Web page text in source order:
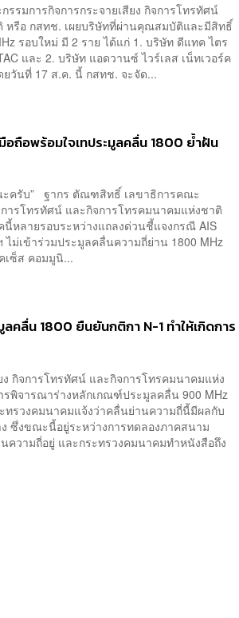
รมการกิจการกระจายเสียง กิจการโทรทัศน์
หรือ กสทช. เผยบริษัทที่ผ่านคุณสมบัติและมีสิทธิ์
รอบใหม่ มี 2 ราย ได้แก่ 1. บริษัท ดีแทค ไตร
และ 2. บริษัท แอดวานซ์ ไวร์เลส เน็ทเวอร์ค
ยวันที่ 17 ส.ค. นี้ กสทช. จะจัด...
อถือพร้อมใจเทประมูลคลื่น 1800 ย้ำฝัน
ะครับ” ฐากร ตัณฑสิทธิ์ เลขาธิการคณะ
การโทรทัศน์ และกิจการโทรคมนาคมแห่งชาติ
หลายรอบระหว่างแถลงด่วนชี้แจงกรณี AIS
ไม่เข้าร่วมประมูลคลื่นความถี่ย่าน 1800 MHz
เซ็ส คอมมูนิ...
ลคลื่น 1800 ยืนยันกติกา N-1 ทำให้เกิดการ
กิจการโทรทัศน์ และกิจการโทรคมนาคมแห่ง
พิจารณาร่างหลักเกณฑ์ประมูลคลื่น 900 MHz
ทรวงคมนาคมแจ้งว่าคลื่นย่านความถี่นี้มีผลกับ
ซึ่งขณะนี้อยู่ระหว่างการทดลองภาคสนาม
ความถี่อยู่ และกระทรวงคมนาคมทำหนังสือถึง